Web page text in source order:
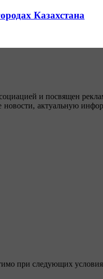
Казахстана
и посвящен
актуальную
при следующих